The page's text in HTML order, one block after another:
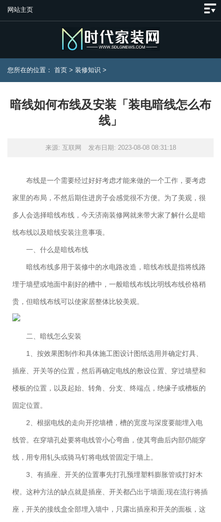
网站主页
您所在的位置： 首页 > 装修知识 >
暗线如何布线及安装「装电暗线怎么布
线」
来源: 互联网 发布日期: 2023-08-08 08:31:18
布线是一个需要经过好好考虑才能来做的一个工作，要考虑
家里的布局，不然后期住进房子会感觉很不方便。为了美观，很
多人会选择暗线布线，今天济南装修网就来带大家了解什么是暗
线布线以及暗线安装注意事项。
一、什么是暗线布线
暗线布线多用于装修中的水电路改造，暗线布线是指将线路
埋于墙壁或地面中剔好的槽中，一般暗线布线比明线布线价格稍
贵，但暗线布线可以使家居整体比较美观。
二、暗线怎么安装
1、按效果图制作和具体施工图设计图纸选用并确定灯具、
插座、开关等的位置，然后再确定电线的敷设位置、穿过墙壁和
楼板的位置，以及起始、转角、分支、终端点，绝缘子或槽板的
固定位置。
2、根据电线的走向开挖墙槽，槽的宽度与深度要能埋入电
线管。在穿墙孔处要将电线管小心弯曲，使其弯曲后内部仍能穿
线，用专用轧头或骑马钉将电线管固定于墙上。
3、有插座、开关的位置事先打孔预埋塑料膨胀管或打好木
楔。这种方法的缺点就是插座、开关都凸出于墙面;现在流行将插
座，开关的接线盒全部埋入墙中，只露出插座和开关的面板，这